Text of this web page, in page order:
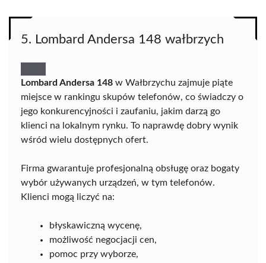
5. Lombard Andersa 148 wałbrzych
Lombard Andersa 148 w Wałbrzychu zajmuje piąte
miejsce w rankingu skupów telefonów, co świadczy o
jego konkurencyjności i zaufaniu, jakim darzą go
klienci na lokalnym rynku. To naprawdę dobry wynik
wśród wielu dostępnych ofert.
Firma gwarantuje profesjonalną obsługę oraz bogaty
wybór używanych urządzeń, w tym telefonów.
Klienci mogą liczyć na:
błyskawiczną wycenę,
możliwość negocjacji cen,
pomoc przy wyborze,